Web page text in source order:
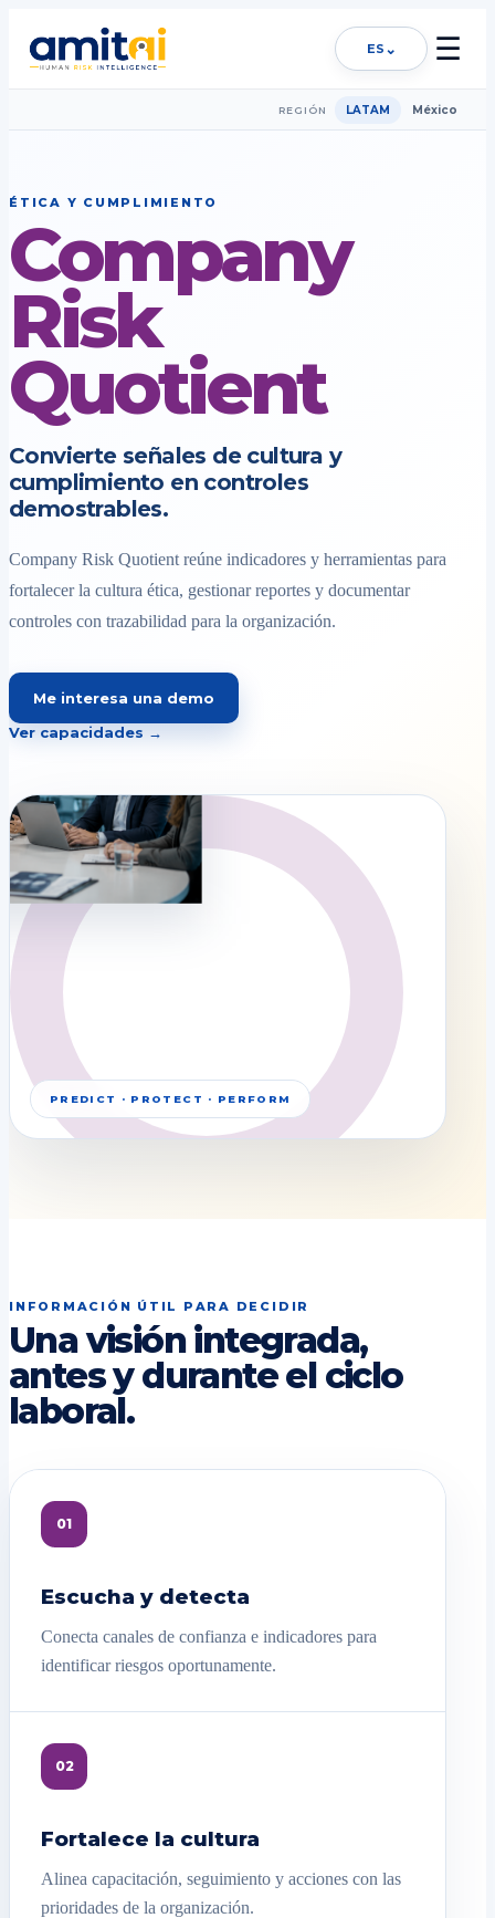
ES ⌄ ☰
REGIÓN LATAM México
ÉTICA Y CUMPLIMIENTO
Company
Risk
Quotient
Convierte señales de cultura y
cumplimiento en controles
demostrables.
Company Risk Quotient reúne indicadores y herramientas para
fortalecer la cultura ética, gestionar reportes y documentar
controles con trazabilidad para la organización.
Me interesa una demo
Ver capacidades →
PREDICT · PROTECT · PERFORM
INFORMACIÓN ÚTIL PARA DECIDIR
Una visión integrada,
antes y durante el ciclo
laboral.
01
Escucha y detecta
Conecta canales de confianza e indicadores para
identificar riesgos oportunamente.
02
Fortalece la cultura
Alinea capacitación, seguimiento y acciones con las
prioridades de la organización.